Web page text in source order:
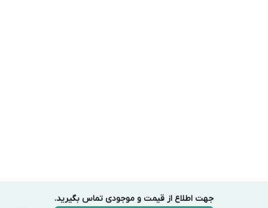
جهت اطلاع از قیمت و موجودی تماس بگیرید.